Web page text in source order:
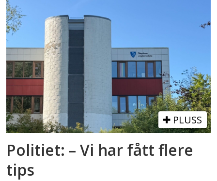
PLUSS
Politiet: – Vi har fått flere
tips